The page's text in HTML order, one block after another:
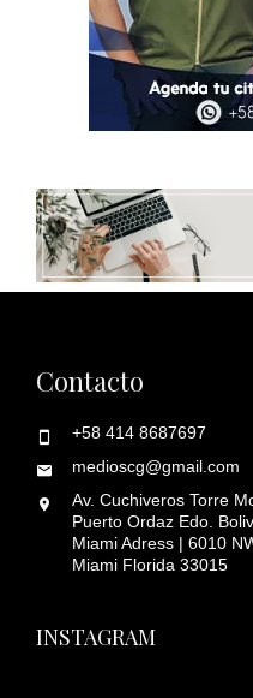
Contacto
+58 414 8687697
medioscg@gmail.com
Av. Cuchiveros Torre
Puerto Ordaz Edo.
Miami Adress | 6010
Miami Florida 33015
INSTAGRAM